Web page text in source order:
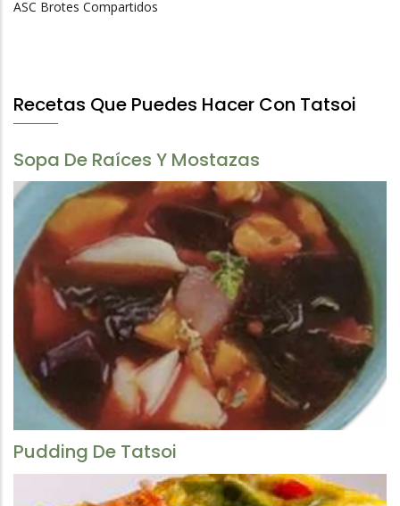
ASC Brotes Compartidos
Recetas Que Puedes Hacer Con Tatsoi
Sopa De Raíces Y Mostazas
Pudding De Tatsoi